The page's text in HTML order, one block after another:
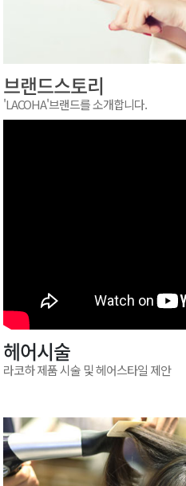
브랜드스토리
'LACOHA'브랜드를 소개합니다.
헤어시술
라코하 제품 시술 및 헤어스타일 제안